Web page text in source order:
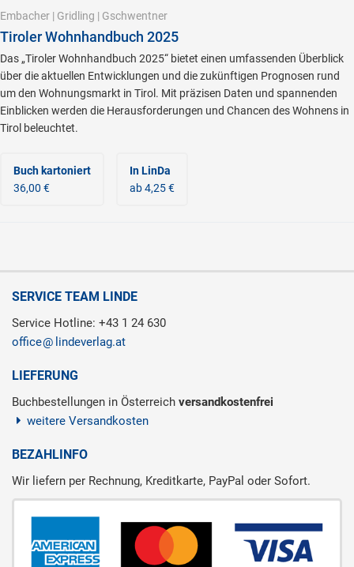
Embacher | Gridling | Gschwentner
Tiroler Wohnhandbuch 2025
Das „Tiroler Wohnhandbuch 2025“ bietet einen umfassenden Überblick
über die aktuellen Entwicklungen und die zukünftigen Prognosen rund
um den Wohnungsmarkt in Tirol. Mit präzisen Daten und spannenden
Einblicken werden die Herausforde­rungen und Chancen des Wohnens in
Tirol beleuchtet.
Buch kartoniert
36,00 €
In LinDa
ab 4,25 €
SERVICE TEAM LINDE
Service Hotline: +43 1 24 630
office
lindeverlag.at
LIEFERUNG
Buchbestellungen in Österreich versandkostenfrei
weitere Versandkosten
BEZAHLINFO
Wir liefern per Rechnung, Kreditkarte, PayPal oder Sofort.